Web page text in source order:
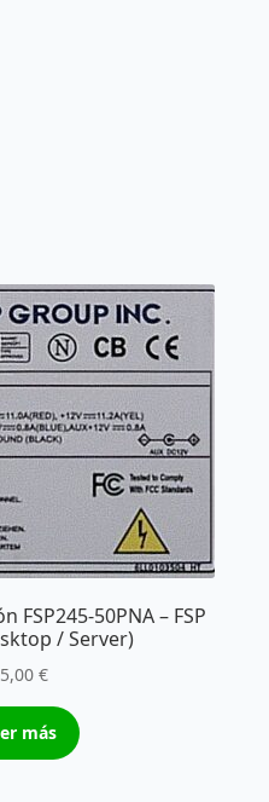
FSP245-50PNA – FSP
/ Server)
€
más